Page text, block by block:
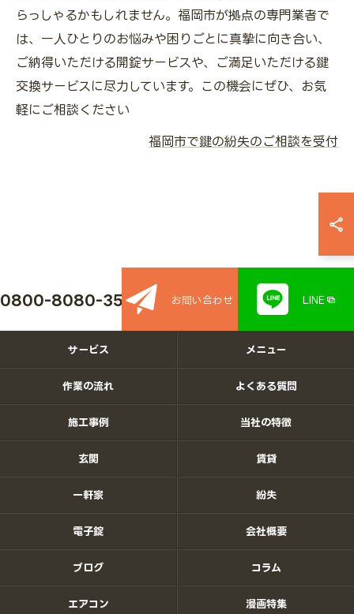
らっしゃるかもしれません。福岡市が拠点の専門業者で
は、一人ひとりのお悩みや困りごとに真摯に向き合い、
ご納得いただける開錠サービスや、ご満足いただける鍵
交換サービスに尽力しています。この機会にぜひ、お気
軽にご相談ください
福岡市で鍵の紛失のご相談を受付
0800-8080-350 お問い合わせ LINE
サービス メニュー
作業の流れ よくある質問
施工事例 当社の特徴
玄関 賃貸
一軒家 紛失
電子錠 会社概要
ブログ コラム
エアコン 漫画特集